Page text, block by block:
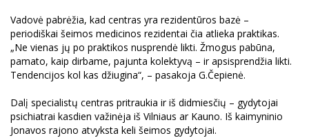
Vadovė pabrėžia, kad centras yra rezidentūros bazė –
periodiškai šeimos medicinos rezidentai čia atlieka praktikas.
„Ne vienas jų po praktikos nusprendė likti. Žmogus pabūna,
pamato, kaip dirbame, pajunta kolektyvą – ir apsisprendžia likti.
Tendencijos kol kas džiugina“, – pasakoja G.Čepienė.
Dalį specialistų centras pritraukia ir iš didmiesčių – gydytojai
psichiatrai kasdien važinėja iš Vilniaus ar Kauno. Iš kaimyninio
Jonavos rajono atvyksta keli šeimos gydytojai.